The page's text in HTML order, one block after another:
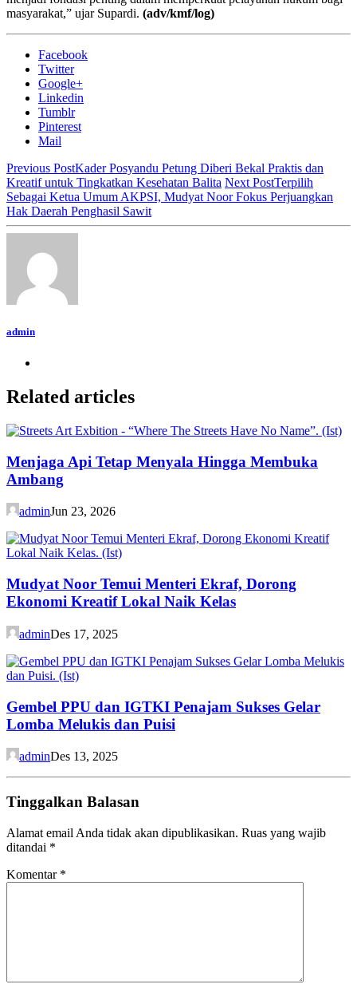
masyarakat,” ujar Supardi. (adv/kmf/log)
Facebook
Twitter
Google+
Linkedin
Tumblr
Pinterest
Mail
Previous PostKader Posyandu Petung Diberi Bekal Praktis dan
Kreatif untuk Tingkatkan Kesehatan Balita Next PostTerpilih
Sebagai Ketua Umum AKPSI, Mudyat Noor Fokus Perjuangkan
Hak Daerah Penghasil Sawit
admin
Related articles
Menjaga Api Tetap Menyala Hingga Membuka
Ambang
adminJun 23, 2026
Mudyat Noor Temui Menteri Ekraf, Dorong
Ekonomi Kreatif Lokal Naik Kelas
adminDes 17, 2025
Gembel PPU dan IGTKI Penajam Sukses Gelar
Lomba Melukis dan Puisi
adminDes 13, 2025
Tinggalkan Balasan
Alamat email Anda tidak akan dipublikasikan. Ruas yang wajib
ditandai *
Komentar *